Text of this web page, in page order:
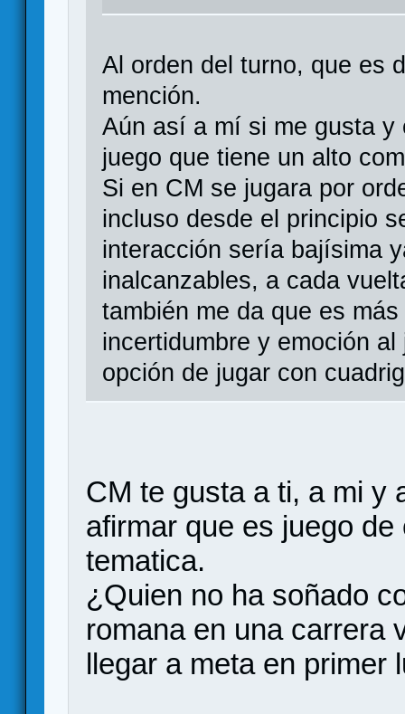
Al orden del turno, que es
mención.
Aún así a mí si me gusta
juego que tiene un alto
Si en CM se jugara por
incluso desde el principio
interacción sería bajísima
inalcanzables, a cada
también me da que es
incertidumbre y emoción
opción de jugar con
CM te gusta a ti, a mi y
afirmar que es juego
tematica.
¿Quien no ha soñado
romana en una carrera
llegar a meta en